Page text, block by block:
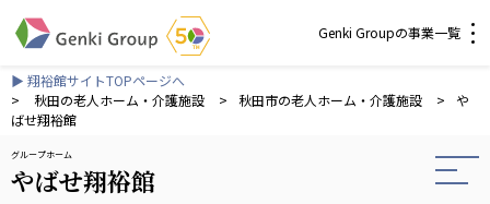
Genki Groupの事業一覧
介護・福祉
社会福祉法人 元気村グループ
社会福祉法人元気村
▶ 翔裕館サイトTOPページへ
>
秋田の老人ホーム・介護施設 > 秋田市の老人ホーム・介護施設 >
や
ばせ翔裕館
グループホーム
やばせ翔裕館